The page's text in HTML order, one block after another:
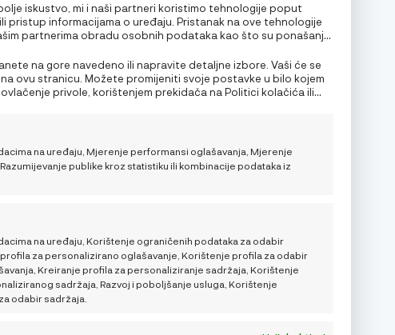
iskustvo, mi i naši partneri koristimo tehnologije poput
pristup informacijama o uređaju. Pristanak na ove tehnologije
partnerima obradu osobnih podataka kao što su ponašanje
privole može negativno utjecati na određene
na gore navedeno ili napravite detaljne izbore. Vaši će se
ovu stranicu. Možete promijeniti svoje postavke u bilo kojem
privole, korištenjem prekidača na Politici kolačića ili
na uređaju, Mjerenje performansi oglašavanja, Mjerenje
publike kroz statistiku ili kombinacije podataka iz
na uređaju, Korištenje ograničenih podataka za odabir
za personalizirano oglašavanje, Korištenje profila za odabir
Kreiranje profila za personaliziranje sadržaja, Korištenje
sadržaja, Razvoj i poboljšanje usluga, Korištenje
odabir sadržaja.
bebi za
ili izletu?
donosi 3
bebi da
vrućine
putovati
PODRŠKA
Moj račun
Načini plaćanja i sigurnost
Povrati, zamjene i reklamacije
Raskid ugovora